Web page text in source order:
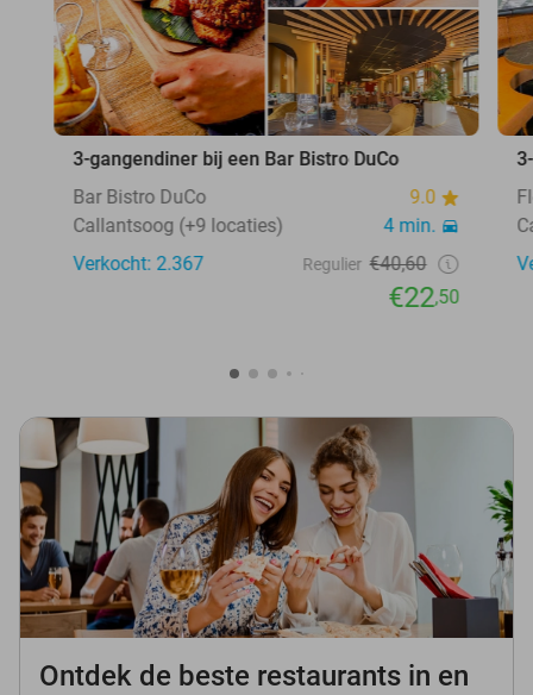
3-gangendiner bij een Bar Bistro DuCo
Bar Bistro DuCo
9.0
Callantsoog (+9 locaties)
4 min.
Verkocht: 2.367
Regulier €40,60
€22,50
Ontdek de beste restaurants in en